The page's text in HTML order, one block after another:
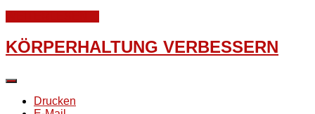
KÖRPERHALTUNG VERBESSERN
Drucken